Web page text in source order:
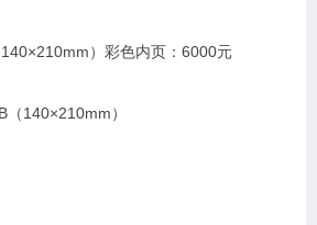
）彩色内页：6000元
140×210mm）